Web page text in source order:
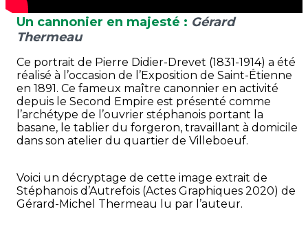
Un cannonier en majesté : Gérard
Thermeau
Ce portrait de Pierre Didier-Drevet (1831-1914) a été
réalisé à l’occasion de l’Exposition de Saint-Étienne
en 1891. Ce fameux maître canonnier en activité
depuis le Second Empire est présenté comme
l’archétype de l’ouvrier stéphanois portant la
basane, le tablier du forgeron, travaillant à domicile
dans son atelier du quartier de Villeboeuf.
Voici un décryptage de cette image extrait de
Stéphanois d’Autrefois (Actes Graphiques 2020) de
Gérard-Michel Thermeau lu par l’auteur.